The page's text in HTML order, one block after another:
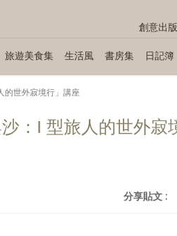
創意出
旅遊美食集 生活風 書房集 日記簿
的世外寂境行」講座
：I 型旅人的世外寂
分享貼文 :